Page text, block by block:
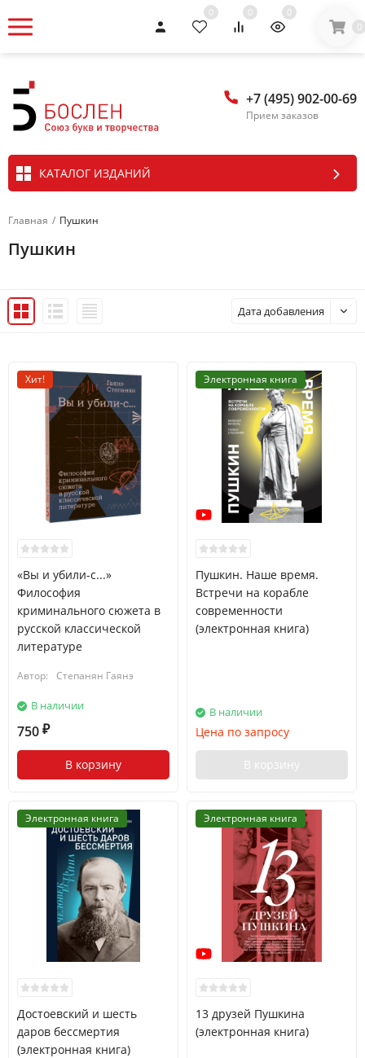
0 0
0
0
+7 (495) 902-00-69
Прием заказов
КАТАЛОГ ИЗДАНИЙ
Главная / Пушкин
Пушкин
Дата добавления
Хит!
«Вы и убили-с...»
Философия
криминального сюжета в
русской классической
литературе
Автор: Степанян Гаянэ
В наличии
750 ₽
В корзину
Электронная книга
Пушкин. Наше время.
Встречи на корабле
современности
(электронная книга)
В наличии
Цена по запросу
В корзину
Электронная книга
Достоевский и шесть
даров бессмертия
(электронная книга)
Электронная книга
13 друзей Пушкина
(электронная книга)